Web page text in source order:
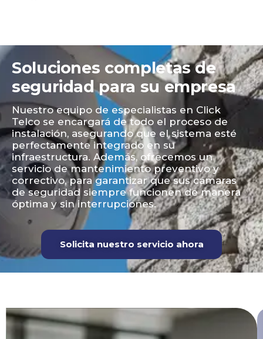
Soluciones completas de
seguridad para su empresa
Nuestro equipo de especialistas en Click
Telco se encargará de todo el proceso de
instalación, asegurando que el sistema esté
perfectamente integrado en su
infraestructura. Además, ofrecemos un
servicio de mantenimiento preventivo y
correctivo, para garantizar que sus cámaras
de seguridad siempre funcionen de manera
óptima y sin interrupciones.
Solicita nuestro servicio ahora